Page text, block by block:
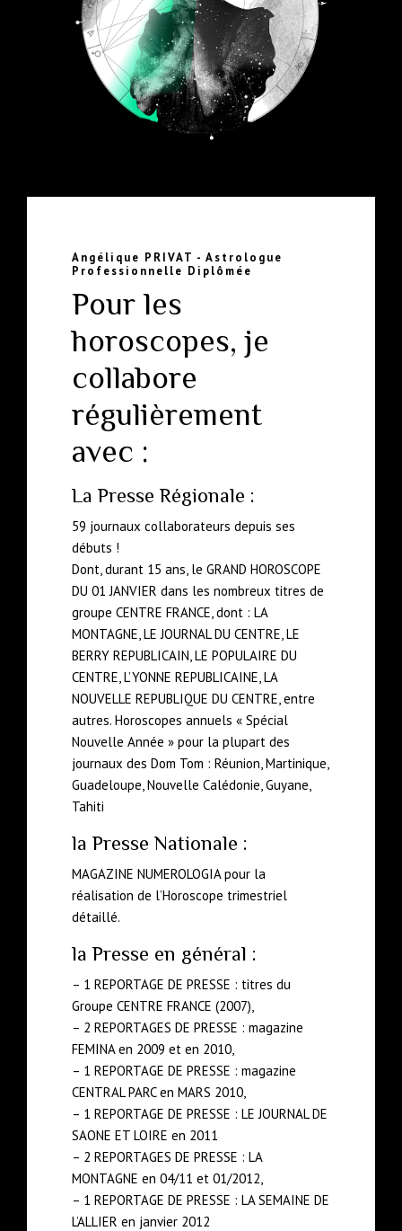
Angélique PRIVAT - Astrologue
Professionnelle Diplômée
Pour les
horoscopes, je
collabore
régulièrement
avec :
La Presse Régionale :
59 journaux collaborateurs depuis ses
débuts !
Dont, durant 15 ans, le GRAND HOROSCOPE
DU 01 JANVIER dans les nombreux titres de
groupe CENTRE FRANCE, dont : LA
MONTAGNE, LE JOURNAL DU CENTRE, LE
BERRY REPUBLICAIN, LE POPULAIRE DU
CENTRE, L’YONNE REPUBLICAINE, LA
NOUVELLE REPUBLIQUE DU CENTRE, entre
autres. Horoscopes annuels « Spécial
Nouvelle Année » pour la plupart des
journaux des Dom Tom : Réunion, Martinique,
Guadeloupe, Nouvelle Calédonie, Guyane,
Tahiti
la Presse Nationale :
MAGAZINE NUMEROLOGIA pour la
réalisation de l’Horoscope trimestriel
détaillé.
la Presse en général :
– 1 REPORTAGE DE PRESSE : titres du
Groupe CENTRE FRANCE (2007),
– 2 REPORTAGES DE PRESSE : magazine
FEMINA en 2009 et en 2010,
– 1 REPORTAGE DE PRESSE : magazine
CENTRAL PARC en MARS 2010,
– 1 REPORTAGE DE PRESSE : LE JOURNAL DE
SAONE ET LOIRE en 2011
– 2 REPORTAGES DE PRESSE : LA
MONTAGNE en 04/11 et 01/2012,
– 1 REPORTAGE DE PRESSE : LA SEMAINE DE
L’ALLIER en janvier 2012